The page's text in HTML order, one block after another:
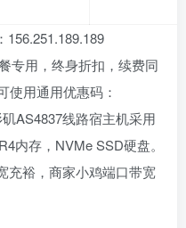
156.251.189.189
专用，终身折扣，续费同
使用通用优惠码：
AS4837线路宿主机采用
内存，NVMe SSD硬盘。
充裕，商家小鸡端口带宽